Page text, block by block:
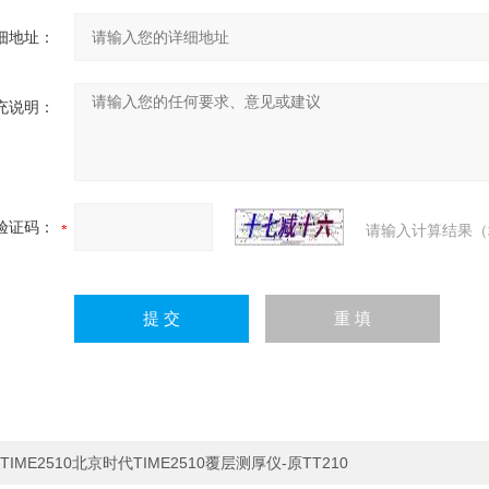
地址：
说明：
证码： 请输入计算结果
TIME2510北京时代TIME2510覆层测厚仪-原TT210